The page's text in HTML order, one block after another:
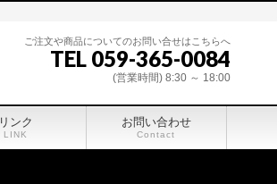
ご注文や商品についてのお問い合せはこちらへ
TEL 059-365-0084
(営業時間) 8:30 ～ 18:00
リンク
LINK
お問い合わせ
Contact